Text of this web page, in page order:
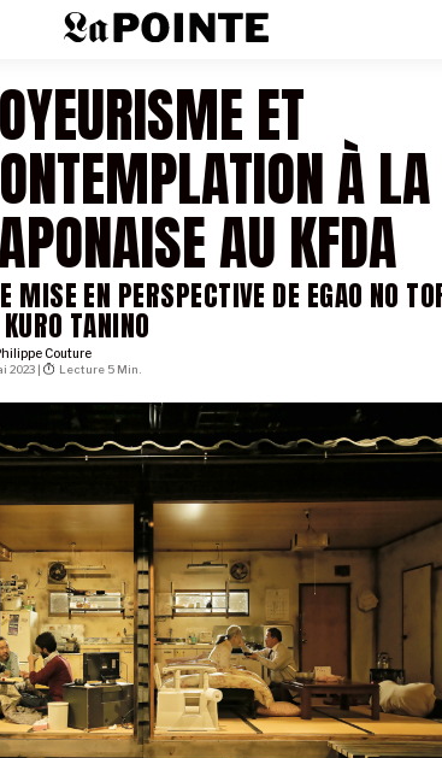
ET
À LA
AU KFDA
MISE EN PERSPECTIVE DE EGAO NO
TANINO
Couture
2023 | Lecture 5 Min.